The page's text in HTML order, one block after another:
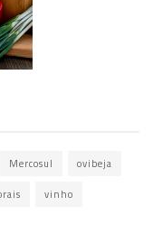
Mercosul ovibeja
vinho